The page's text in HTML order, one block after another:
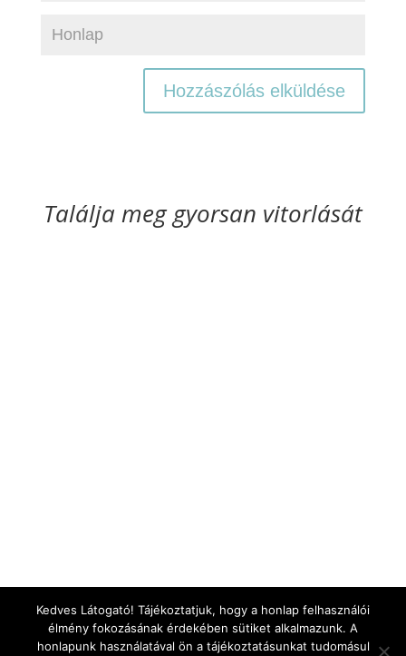
Találja meg gyorsan vitorlását
Kedves Látogató! Tájékoztatjuk, hogy a honlap felhasználói
élmény fokozásának érdekében sütiket alkalmazunk. A
honlapunk használatával ön a tájékoztatásunkat tudomásul